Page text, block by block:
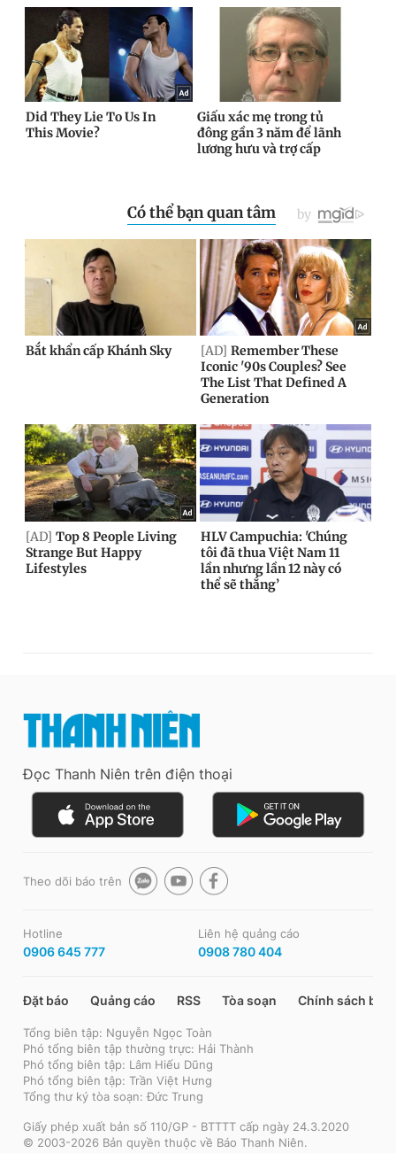
Đọc Thanh Niên trên điện thoại
Theo dõi báo trên
Hotline
0906 645 777
Liên hệ quảng cáo
0908 780 404
Đặt báo Quảng cáo RSS Tòa soạn Chính sách bảo
Tổng biên tập: Nguyễn Ngọc Toàn
Phó tổng biên tập thường trực: Hải Thành
Phó tổng biên tập: Lâm Hiếu Dũng
Phó tổng biên tập: Trần Việt Hưng
Tổng thư ký tòa soạn: Đức Trung
Giấy phép xuất bản số 110/GP - BTTTT cấp ngày 24.3.2020
© 2003-2026 Bản quyền thuộc về Báo Thanh Niên.